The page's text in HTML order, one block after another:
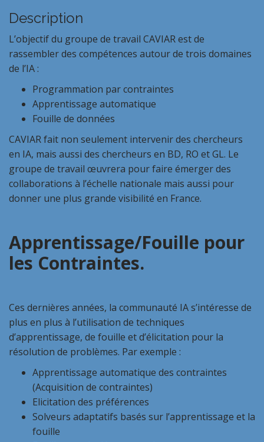
Description
L’objectif du groupe de travail CAVIAR est de
rassembler des compétences autour de trois domaines
de l’IA :
Programmation par contraintes
Apprentissage automatique
Fouille de données
CAVIAR fait non seulement intervenir des chercheurs
en IA, mais aussi des chercheurs en BD, RO et GL. Le
groupe de travail œuvrera pour faire émerger des
collaborations à l’échelle nationale mais aussi pour
donner une plus grande visibilité en France.
Apprentissage/Fouille pour
les Contraintes.
Ces dernières années, la communauté IA s’intéresse de
plus en plus à l’utilisation de techniques
d’apprentissage, de fouille et d’élicitation pour la
résolution de problèmes. Par exemple :
Apprentissage automatique des contraintes
(Acquisition de contraintes)
Elicitation des préférences
Solveurs adaptatifs basés sur l’apprentissage et la
fouille